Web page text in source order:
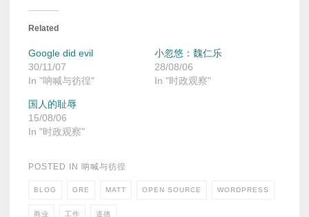
Related
Google did evil
30/11/07
In "呐喊与彷徨"
小忽悠：魏仁乐
28/08/06
In "时政观察"
国人的耻辱
15/08/06
In "时政观察"
POSTED IN 呐喊与彷徨
BLOG GRE MATT OPEN SOURCE WORDPRESS
商业 工作 道德